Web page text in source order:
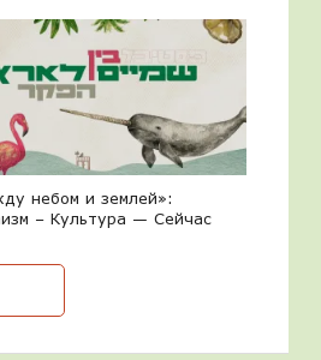
небом и землей»:
– Культура — Сейчас